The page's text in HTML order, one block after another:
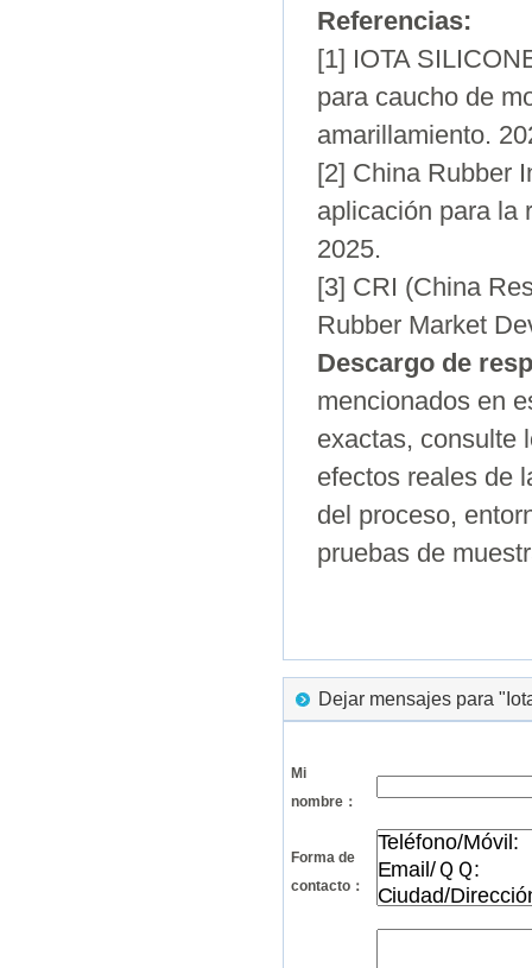
Referencias:
[1] IOTA
para caucho de
amarillamiento.
[2] China Rubber
aplicación para la
2025.
[3] CRI (China
Rubber Market
Descargo de
mencionados en
exactas, consulte
efectos reales de
del proceso,
pruebas de
Dejar mensajes para
Mi
nombre：
Forma de
contacto：